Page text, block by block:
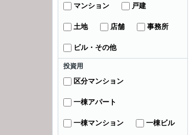
マンション 戸建
土地 店舗 事務所
ビル・その他
投資用
区分マンション
一棟アパート
一棟マンション 一棟ビル